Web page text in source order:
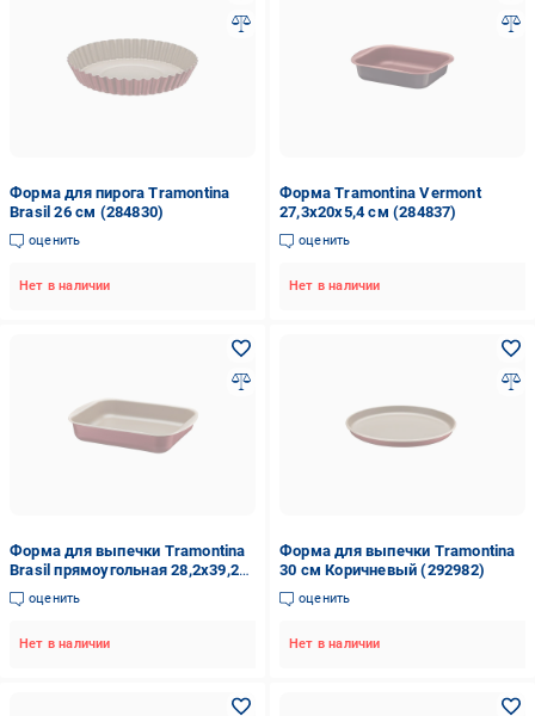
Форма для пирога Tramontina
Brasil 26 см (284830)
оценить
Нет в наличии
Форма Tramontina Vermont
27,3x20x5,4 см (284837)
оценить
Нет в наличии
Форма для выпечки Tramontina
Brasil прямоугольная 28,2x39,2
см (20051/734)
оценить
Нет в наличии
Форма для выпечки Tramontina
30 см Коричневый (292982)
оценить
Нет в наличии